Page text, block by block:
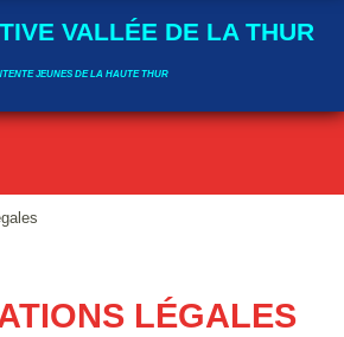
VALLÉE DE LA THUR
JEUNES DE LA HAUTE THUR
LÉGALES